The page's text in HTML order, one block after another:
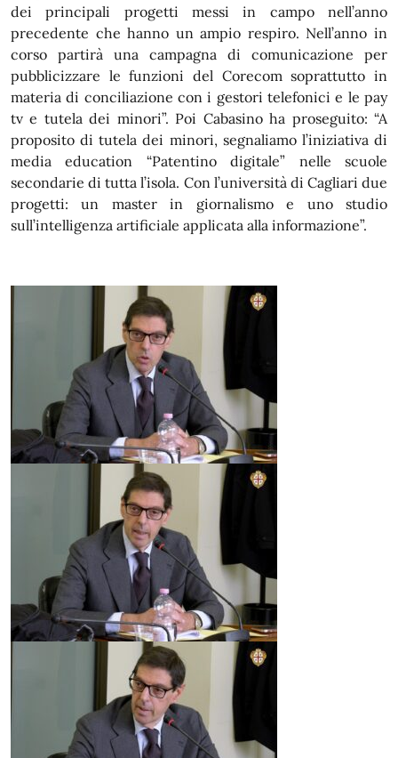
dei principali progetti messi in campo nell’anno
precedente che hanno un ampio respiro. Nell’anno in
corso partirà una campagna di comunicazione per
pubblicizzare le funzioni del Corecom soprattutto in
materia di conciliazione con i gestori telefonici e le pay
tv e tutela dei minori”. Poi Cabasino ha proseguito: “A
proposito di tutela dei minori, segnaliamo l’iniziativa di
media education “Patentino digitale” nelle scuole
secondarie di tutta l’isola. Con l’università di Cagliari due
progetti: un master in giornalismo e uno studio
sull’intelligenza artificiale applicata alla informazione”.